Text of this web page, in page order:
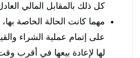
كل ذلك بالمقابل المالي
مهما كانت الحالة الخاصة
على إتمام عملية الشراء
لها لإعادة بيعها في أقرب